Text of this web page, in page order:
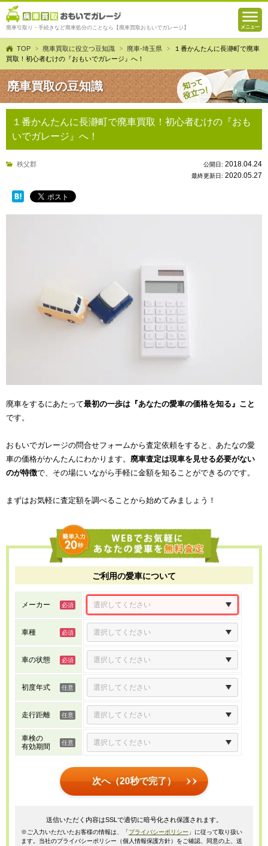
廃車引取り・手続きなど廃車処分のことなら【廃車買取おもいでガレージ】
TOP 廃車買取に役立つ豆知識 廃車-埼玉県
１番かんたんに長瀞町で廃車
買取！初心者むけの『おもいでガレージ』へ！
廃車買取の豆知識
１番かんたんに長瀞町で廃車買取！初心者むけの『おも
いでガレージ』へ！
秩父郡 公開日: 2018.04.24
最終更新日: 2020.05.27
廃車をするにあたって最初の一歩は『あなたの愛車の価格を知る』こと
です。
おもいでガレージの問合せフォームから査定依頼をすると、あたなの愛
車の価格がかんたんにわかります。 廃車査定は現車を見せる必要がない
のが特徴で、その場にいながら手軽に金額を知ることができるのです。
まずはお気軽に査定額を調べることから始めてみましょう！
ご利用の愛車について
メーカー
車種
車の状態
初度年式
走行距離
車検の
有効期間
次へ（20秒で完了）
送信いただく内容はSSLで適切に暗号化され保護されます。
※ご入力いただいたお客様の情報は、「プライバシーポリシー 」に従って取り扱い
ます。当社のプライバシーポリシー（個人情報保護方針）をご確認、同意の上、送